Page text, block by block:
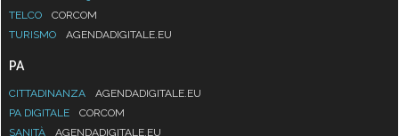
TELCO
CORCOM
TURISMO
AGENDADIGITALE.EU
PA
CITTADINANZA
AGENDADIGITALE.EU
PA DIGITALE
CORCOM
SANITÀ
AGENDADIGITALE.EU